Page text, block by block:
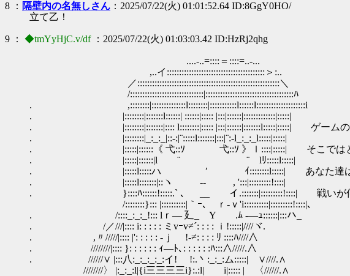
8 ： 隔壁内の名無しさん ：2025/07/22(火) 01:01:52.64 ID:8GgY0HO/
立て乙！
9 ： ◆tmYyHjC.v/df ：2025/07/22(火) 01:03:03.42 ID:HzRj2qhg
....-..=::::＝::::=..‐...
,..イ::::::::::::::::::::::::::::::::::::::::＞:..
／::::::::::::::::::::::::::::::::::::::::::::::::::::::::::＼
/::::::::::::::::::::::::::::::|::::::::::::::::::::::::::::::::::::ﾊ
. ,::::::::|::::::::::::::l::::::::|:::::::::::l::::::l::::::::::::::::::::i
. |::::::::|:::::::l::::::| ::::::|::::: |:::|::::::|:::::::::::::|:::::|
. |::::::::|:::::::|:::: l::::::::|::::: |:::|::::::|:::::::l:::::|:::::| ゲームの舞台
. |::::::::|_:_:_|::‐:|¨:::::l:::::::|:::|¨:-l_:_:_l:::::|:::::|
. |:::::|::::::《 弋::ｿ￣ ￣ ￣弋::ｿ 》ｌ::::|:::::| そこではとある二
. |:::::|::::::|l ¨ ¨ lﾘ:::::l:::::|
. |:::::l:::::ハ ′ ｲ::::::::l:::::| あなた達はその男達を応
. |:::::l:::::::|::ヽ -- , ':::|:::::::::!::::|
. }::::ﾊ::::::!:::::.` ､ __ イ.:::::::|:::::::::!::::| 戦いが何時終わり
/::::::::}::: |::::::::::|｀ｰ､ ｒ‐ｖ'i::::::::::|:::::::::!::::|､
. /::::_:_:_!::: lｒ― 廴_ Y .ﾑ -―ｭ::::::|:::ハ_
. /／///|:::: i: : : : : ミvｰv≠´: : : : ｉ!:::::|////ヾ.
. ,〃/////|:::: |': : : : : -ｊ !-≠: : : : ﾘ ::::ﾊ////∧
. ////////|:::: }: : : : : : ｨ―ﾄ､: : : : : :ﾊ:::∧/////.∧
. //////∨ |:::八:_:_:_:_:イ! !:.丶:_:_:ム:::::| ∨////.∧
////////〉 |:_:_:l|{i三三三三i}:.:l| i|::::: | 〈//////.∧